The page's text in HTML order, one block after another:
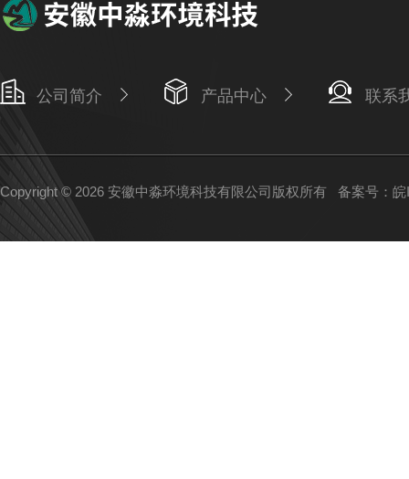
公司简介 产品中心 联系
Copyright © 2026 安徽中淼环境科技有限公司版权所有 备案号：